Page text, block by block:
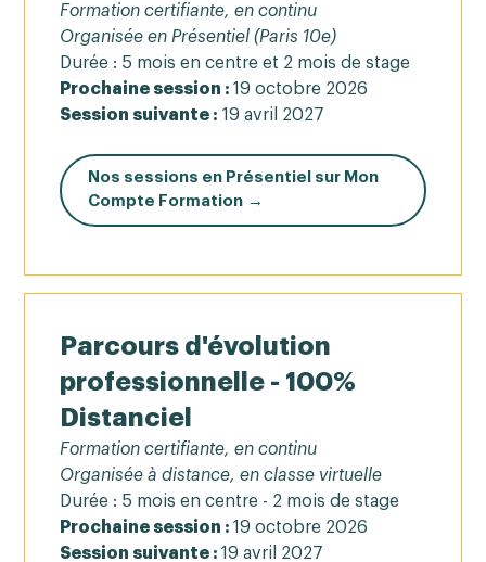
Formation certifiante, en continu
Organisée en Présentiel (Paris 10e)
Durée : 5 mois en centre et 2 mois de stage
Prochaine session :19 octobre 2026
Session suivante : 19 avril 2027
Nos sessions en Présentiel sur Mon
Compte Formation →
Parcours d'évolution
professionnelle - 100%
Distanciel
Formation certifiante, en continu
Organisée à distance, en classe virtuelle
Durée : 5 mois en centre - 2 mois de stage
Prochaine session :19 octobre 2026
Session suivante :19 avril 2027